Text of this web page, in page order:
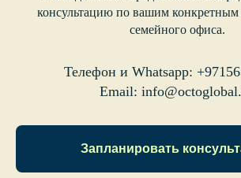
консультацию по вашим конкретным
семейного офиса.
Телефон и Whatsapp:
Email:
Запланировать